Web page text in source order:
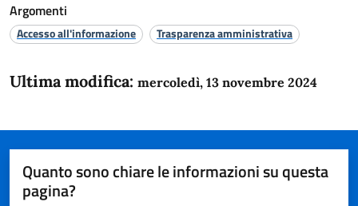
Argomenti
Accesso all'informazione Trasparenza amministrativa
Ultima modifica: mercoledì, 13 novembre 2024
Quanto sono chiare le informazioni su questa
pagina?